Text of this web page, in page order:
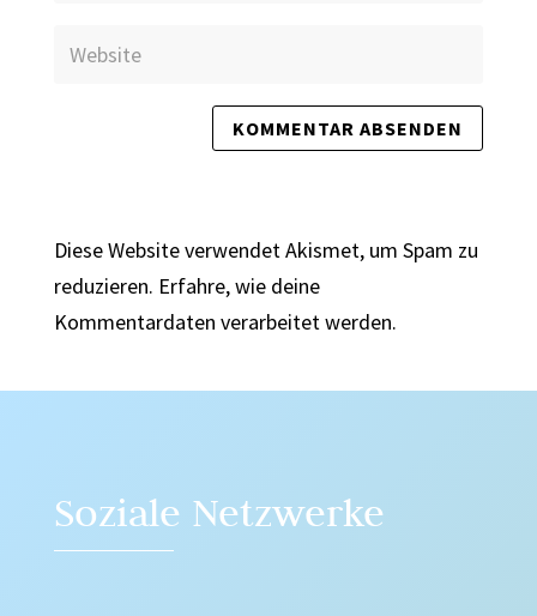
Diese Website verwendet Akismet, um Spam zu
reduzieren. Erfahre, wie deine
Kommentardaten verarbeitet werden.
Soziale Netzwerke